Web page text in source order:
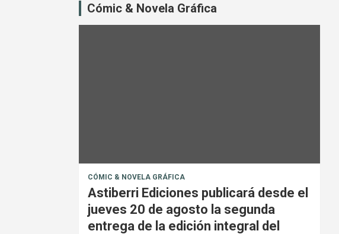
Cómic & Novela Gráfica
CÓMIC & NOVELA GRÁFICA
Astiberri Ediciones publicará desde el
jueves 20 de agosto la segunda
entrega de la edición integral del